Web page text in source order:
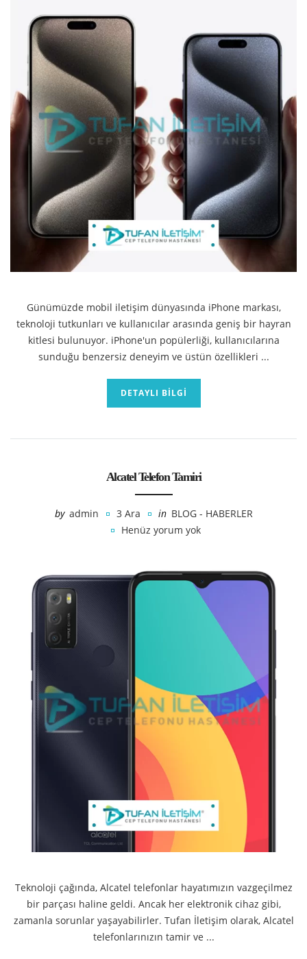
Günümüzde mobil iletişim dünyasında iPhone markası,
teknoloji tutkunları ve kullanıcılar arasında geniş bir hayran
kitlesi bulunuyor. iPhone'un popülerliği, kullanıcılarına
sunduğu benzersiz deneyim ve üstün özellikleri ...
DETAYLI BILGI
Alcatel Telefon Tamiri
by admin 3 Ara in BLOG - HABERLER
Henüz yorum yok
Teknoloji çağında, Alcatel telefonlar hayatımızın vazgeçilmez
bir parçası haline geldi. Ancak her elektronik cihaz gibi,
zamanla sorunlar yaşayabilirler. Tufan İletişim olarak, Alcatel
telefonlarınızın tamir ve ...